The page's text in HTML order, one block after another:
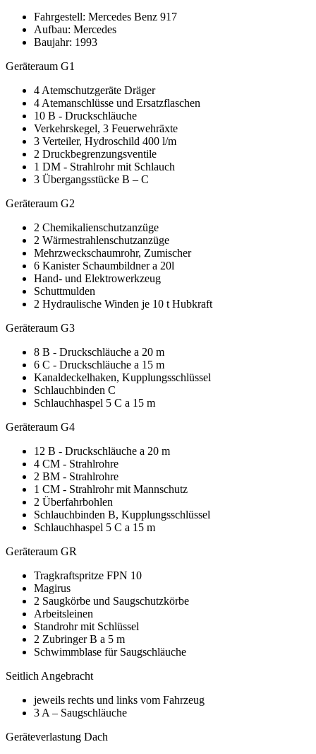
Fahrgestell: Mercedes Benz 917
Aufbau: Mercedes
Baujahr: 1993
Geräteraum G1
4 Atemschutzgeräte Dräger
4 Atemanschlüsse und Ersatzflaschen
10 B - Druckschläuche
Verkehrskegel, 3 Feuerwehräxte
3 Verteiler, Hydroschild 400 l/m
2 Druckbegrenzungsventile
1 DM - Strahlrohr mit Schlauch
3 Übergangsstücke B – C
Geräteraum G2
2 Chemikalienschutzanzüge
2 Wärmestrahlenschutzanzüge
Mehrzweckschaumrohr, Zumischer
6 Kanister Schaumbildner a 20l
Hand- und Elektrowerkzeug
Schuttmulden
2 Hydraulische Winden je 10 t Hubkraft
Geräteraum G3
8 B - Druckschläuche a 20 m
6 C - Druckschläuche a 15 m
Kanaldeckelhaken, Kupplungsschlüssel
Schlauchbinden C
Schlauchhaspel 5 C a 15 m
Geräteraum G4
12 B - Druckschläuche a 20 m
4 CM - Strahlrohre
2 BM - Strahlrohre
1 CM - Strahlrohr mit Mannschutz
2 Überfahrbohlen
Schlauchbinden B, Kupplungsschlüssel
Schlauchhaspel 5 C a 15 m
Geräteraum GR
Tragkraftspritze FPN 10
Magirus
2 Saugkörbe und Saugschutzkörbe
Arbeitsleinen
Standrohr mit Schlüssel
2 Zubringer B a 5 m
Schwimmblase für Saugschläuche
Seitlich Angebracht
jeweils rechts und links vom Fahrzeug
3 A – Saugschläuche
Geräteverlastung Dach